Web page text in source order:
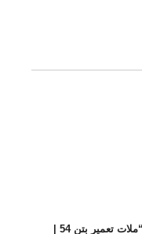
کاهش نیافته
و عوامل محیطی
افزودن آب نیاز
کوتاه و مقاومت